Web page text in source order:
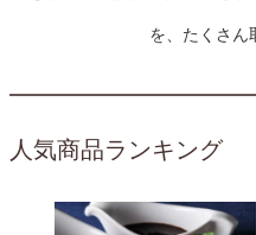
を、たくさん
人気商品ランキング